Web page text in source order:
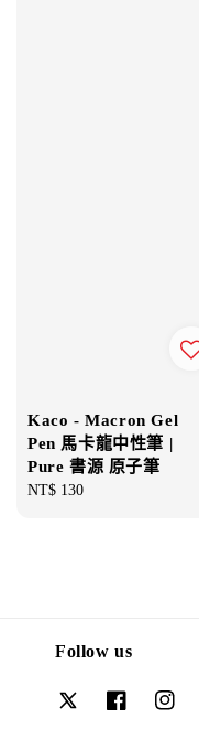
Kaco - Macron Gel
Pen 馬卡龍中性筆 |
Pure 書源 原子筆
Regular
NT$ 130
Follow us